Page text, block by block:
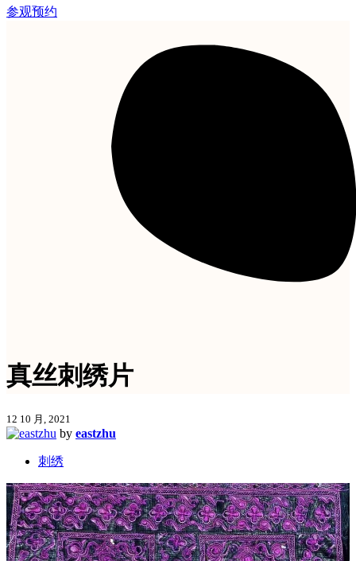
参观预约
真丝刺绣片
12 10 月, 2021
by eastzhu
刺绣